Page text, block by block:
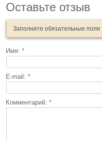
Оставьте отзыв
Заполните обязательные поля
Имя:*
E-mail:*
Комментарий:*